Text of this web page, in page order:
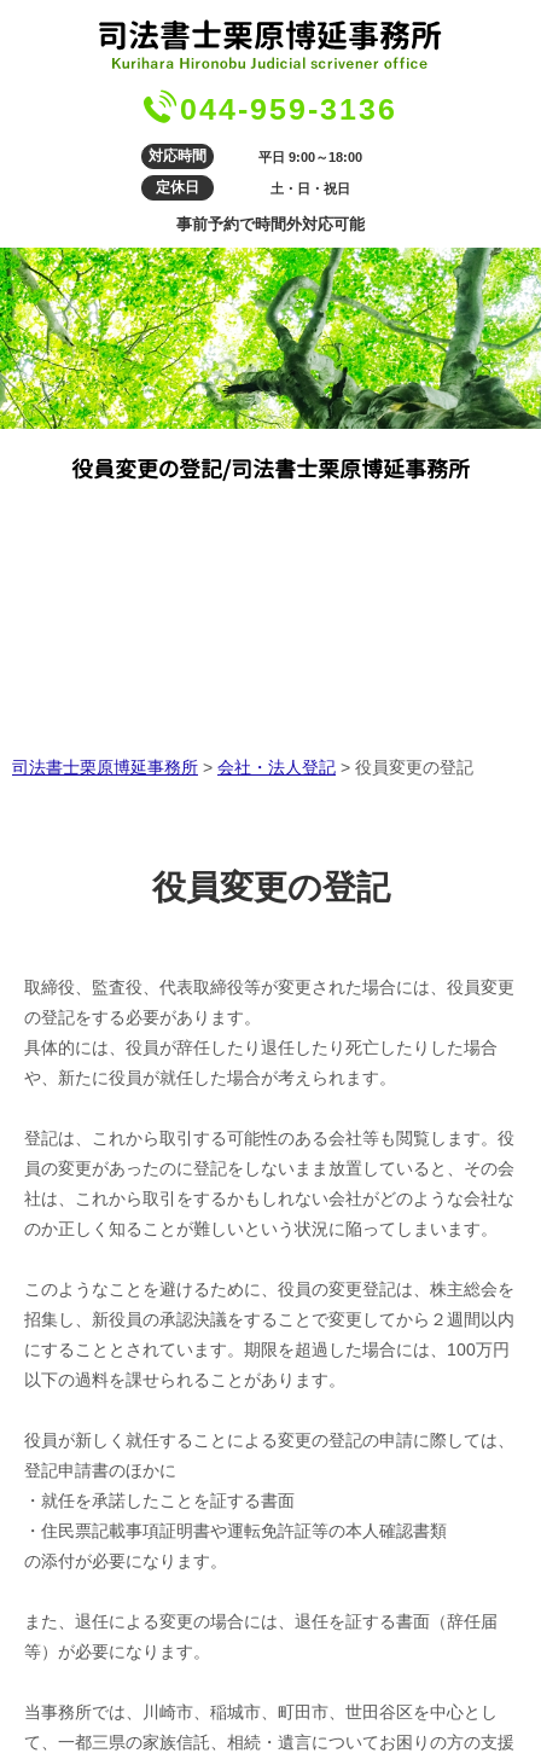
044-959-3136
対応時間 平日 9:00～18:00
定休日 土・日・祝日
事前予約で時間外対応可能
役員変更の登記/司法書士栗原博延事務所
司法書士栗原博延事務所 > 会社・法人登記 > 役員変更の登記
役員変更の登記
取締役、監査役、代表取締役等が変更された場合には、役員変更
の登記をする必要があります。
具体的には、役員が辞任したり退任したり死亡したりした場合
や、新たに役員が就任した場合が考えられます。
登記は、これから取引する可能性のある会社等も閲覧します。役
員の変更があったのに登記をしないまま放置していると、その会
社は、これから取引をするかもしれない会社がどのような会社な
のか正しく知ることが難しいという状況に陥ってしまいます。
このようなことを避けるために、役員の変更登記は、株主総会を
招集し、新役員の承認決議をすることで変更してから２週間以内
にすることとされています。期限を超過した場合には、100万円
以下の過料を課せられることがあります。
役員が新しく就任することによる変更の登記の申請に際しては、
登記申請書のほかに
・就任を承諾したことを証する書面
・住民票記載事項証明書や運転免許証等の本人確認書類
の添付が必要になります。
また、退任による変更の場合には、退任を証する書面（辞任届
等）が必要になります。
当事務所では、川崎市、稲城市、町田市、世田谷区を中心とし
て、一都三県の家族信託、相続・遺言についてお困りの方の支援